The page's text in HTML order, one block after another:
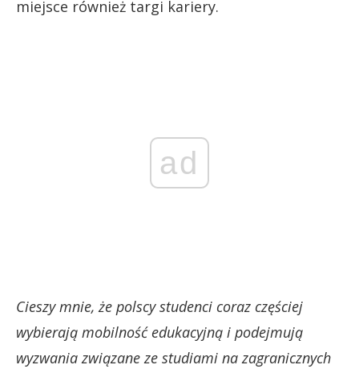
miejsce również targi kariery.
ad
Cieszy mnie, że polscy studenci coraz częściej
wybierają mobilność edukacyjną i podejmują
wyzwania związane ze studiami na zagranicznych